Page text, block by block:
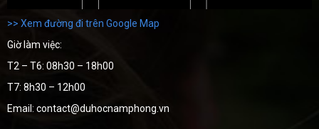
>> Xem đường đi trên Google Map
Giờ làm việc:
T2 – T6: 08h30 – 18h00
T7: 8h30 – 12h00
Email: contact@duhocnamphong.vn